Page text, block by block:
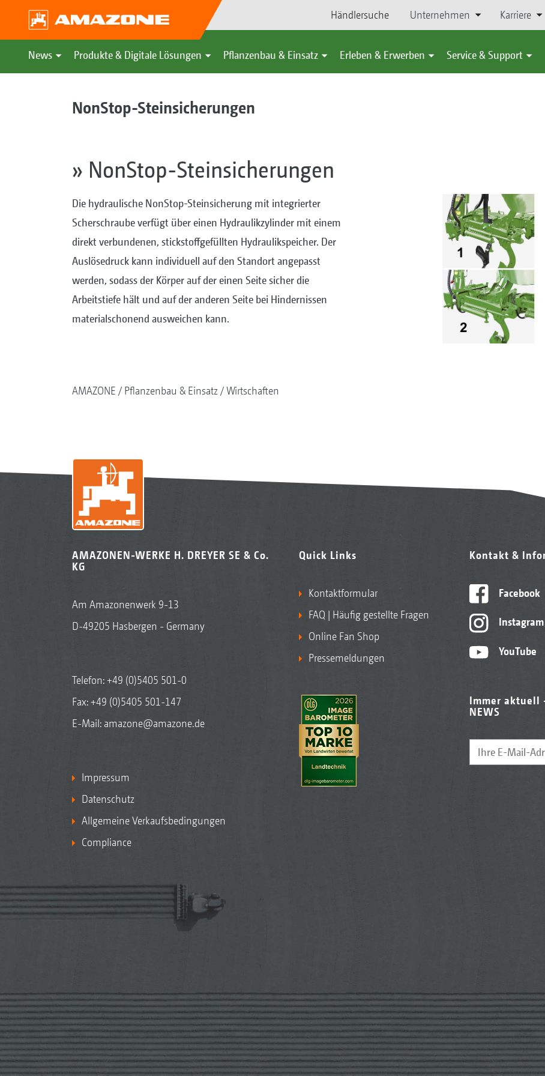
Händlersuche Unternehmen Karriere
News Produkte & Digitale Lösungen Pflanzenbau & Einsatz Erleben & Erwerben Service & Support
NonStop-Steinsicherungen
» NonStop-Steinsicherungen
Die hydraulische NonStop-Steinsicherung mit integrierter
Scherschraube verfügt über einen Hydraulikzylinder mit einem
direkt verbundenen, stickstoffgefüllten Hydraulikspeicher. Der
Auslösedruck kann individuell auf den Standort angepasst
werden, sodass der Körper auf der einen Seite sicher die
Arbeitstiefe hält und auf der anderen Seite bei Hindernissen
materialschonend ausweichen kann.
AMAZONE Pflanzenbau & Einsatz Wirtschaften
AMAZONEN-WERKE H. DREYER SE & Co.
KG
Am Amazonenwerk 9-13
D-49205 Hasbergen - Germany
Telefon:+49 (0)5405 501-0
Fax: +49 (0)5405 501-147
E-Mail: amazone@amazone.de
Impressum
Datenschutz
Allgemeine Verkaufsbedingungen
Compliance
Quick Links
Kontaktformular
FAQ | Häufig gestellte Fragen
Online Fan Shop
Pressemeldungen
Kontakt &
Facebook
Instagram
YouTube
Immer aktuell
NEWS